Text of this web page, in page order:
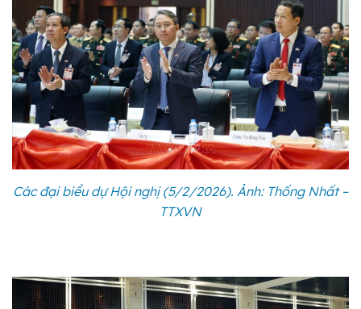
Các đại biểu dự Hội nghị (5/2/2026). Ảnh: Thống Nhất –
TTXVN